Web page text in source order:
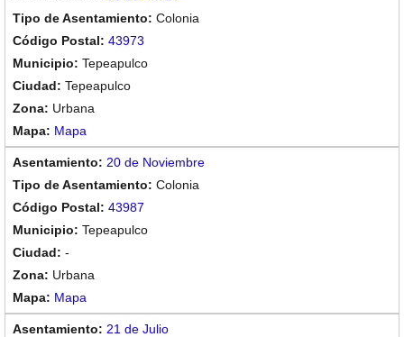
Colonia
43973
Tepeapulco
Tepeapulco
Urbana
Mapa
20 de Noviembre
Colonia
43987
Tepeapulco
-
Urbana
Mapa
21 de Julio